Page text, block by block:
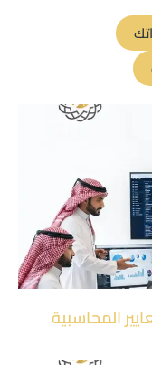
المحاسبية